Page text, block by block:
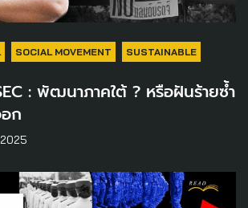
SOCIAL MOVEMENT SUSTAINABLE
: พัฒนาภาคใต้ ? หรือฝันร้ายซ้ำ
ก